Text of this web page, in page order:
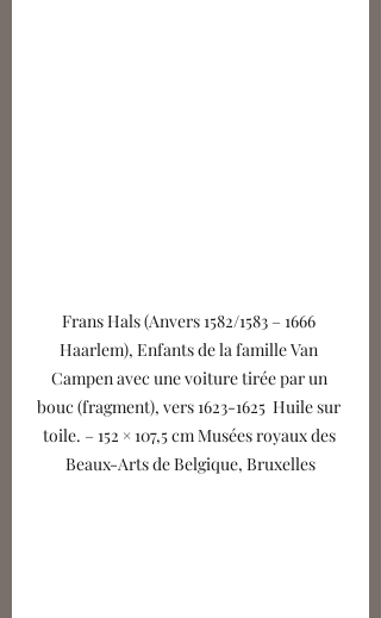
Frans Hals (Anvers 1582/1583 – 1666
Haarlem), Enfants de la famille Van
Campen avec une voiture tirée par un
bouc (fragment), vers 1623-1625  Huile sur
toile. – 152 × 107,5 cm Musées royaux des
Beaux-Arts de Belgique, Bruxelles